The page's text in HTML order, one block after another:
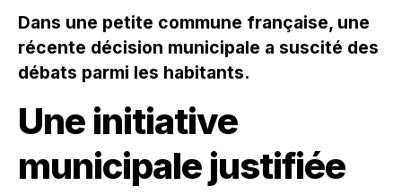
Dans une petite commune française, une
récente décision municipale a suscité des
débats parmi les habitants.
Une initiative
municipale justifiée